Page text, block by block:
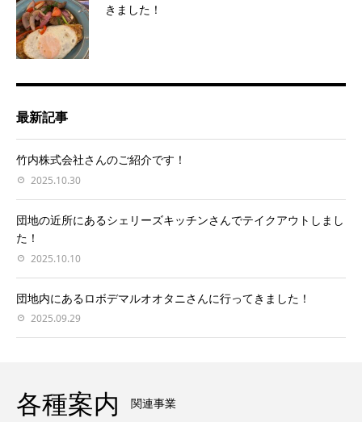
きました！
最新記事
竹内株式会社さんのご紹介です！
2025.10.30
団地の近所にあるシェリーズキッチンさんでテイクアウトしまし
た！
2025.10.10
団地内にあるロボデマルオオタニさんに行ってきました！
2025.09.29
各種案内 関連事業